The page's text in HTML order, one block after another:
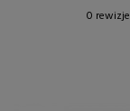
0 rewizje